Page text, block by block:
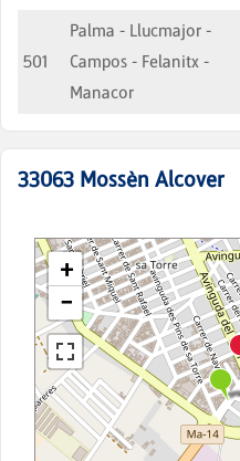
501
Palma - Llucmajor -
Campos - Felanitx -
Manacor
33063 Mossèn Alcover